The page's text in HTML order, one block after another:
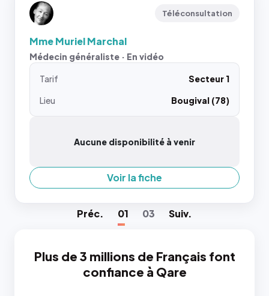
Téléconsultation
Mme Muriel Marchal
Médecin généraliste · En vidéo
Tarif
Secteur 1
Lieu
Bougival (78)
Aucune disponibilité à venir
Voir la fiche
Préc. 01 03 Suiv.
Plus de 3 millions de Français font
confiance à Qare